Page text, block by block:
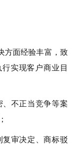
方面经验丰富，致
实现客户商业目
不正当竞争等案
审决定、商标驳